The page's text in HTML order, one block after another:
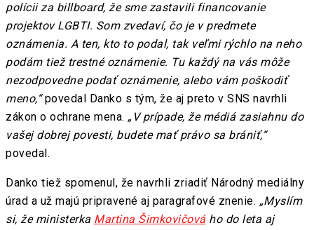
polícii za billboard, že sme zastavili financovanie
projektov LGBTI. Som zvedaví, čo je v predmete
oznámenia. A ten, kto to podal, tak veľmi rýchlo na neho
podám tiež trestné oznámenie. Tu každý na vás môže
nezodpovedne podať oznámenie, alebo vám poškodiť
meno,“povedal Danko s tým, že aj preto v SNS navrhli
zákon o ochrane mena. „V prípade, že médiá zasiahnu do
vašej dobrej povesti, budete mať právo sa brániť,“
povedal.
Danko tiež spomenul, že navrhli zriadiť Národný mediálny
úrad a už majú pripravené aj paragrafové znenie. „Myslím
si, že ministerka Martina Šimkovičováho do leta aj